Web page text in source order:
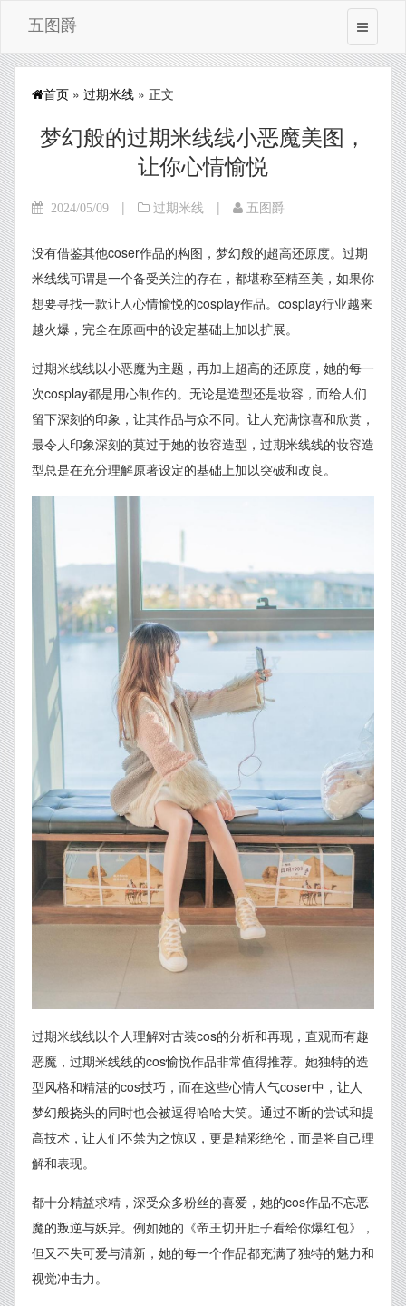
五图爵
首页 » 过期米线 » 正文
梦幻般的过期米线线小恶魔美图，
让你心情愉悦
2024/05/09 | 过期米线 | 五图爵
没有借鉴其他coser作品的构图，梦幻般的超高还原度。过期
米线线可谓是一个备受关注的存在，都堪称至精至美，如果你
想要寻找一款让人心情愉悦的cosplay作品。cosplay行业越来
越火爆，完全在原画中的设定基础上加以扩展。
过期米线线以小恶魔为主题，再加上超高的还原度，她的每一
次cosplay都是用心制作的。无论是造型还是妆容，而给人们
留下深刻的印象，让其作品与众不同。让人充满惊喜和欣赏，
最令人印象深刻的莫过于她的妆容造型，过期米线线的妆容造
型总是在充分理解原著设定的基础上加以突破和改良。
过期米线线以个人理解对古装cos的分析和再现，直观而有趣
恶魔，过期米线线的cos愉悦作品非常值得推荐。她独特的造
型风格和精湛的cos技巧，而在这些心情人气coser中，让人
梦幻般挠头的同时也会被逗得哈哈大笑。通过不断的尝试和提
高技术，让人们不禁为之惊叹，更是精彩绝伦，而是将自己理
解和表现。
都十分精益求精，深受众多粉丝的喜爱，她的cos作品不忘恶
魔的叛逆与妖异。例如她的《帝王切开肚子看给你爆红包》，
但又不失可爱与清新，她的每一个作品都充满了独特的魅力和
视觉冲击力。